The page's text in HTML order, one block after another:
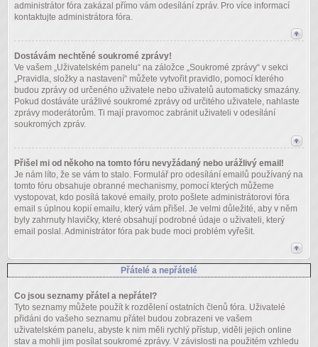
administrátor fóra zakázal přímo vám odesílání zpráv. Pro více informací
kontaktujte administrátora fóra.
Dostávám nechtěné soukromé zprávy!
Ve vašem „Uživatelském panelu“ na záložce „Soukromé zprávy“ v sekci
„Pravidla, složky a nastavení“ můžete vytvořit pravidlo, pomocí kterého
budou zprávy od určeného uživatele nebo uživatelů automaticky smazány.
Pokud dostáváte urážlivé soukromé zprávy od určitého uživatele, nahlaste
zprávy moderátorům. Ti mají pravomoc zabránit uživateli v odesílání
soukromých zpráv.
Přišel mi od někoho na tomto fóru nevyžádaný nebo urážlivý email!
Je nám líto, že se vám to stalo. Formulář pro odesílání emailů používaný na
tomto fóru obsahuje obranné mechanismy, pomocí kterých můžeme
vystopovat, kdo posílá takové emaily, proto pošlete administrátorovi fóra
email s úplnou kopií emailu, který vám přišel. Je velmi důležité, aby v něm
byly zahrnuty hlavičky, které obsahují podrobné údaje o uživateli, který
email poslal. Administrátor fóra pak bude moci problém vyřešit.
Přátelé a nepřátelé
Co jsou seznamy přátel a nepřátel?
Tyto seznamy můžete použít k rozdělení ostatních členů fóra. Uživatelé
přidáni do vašeho seznamu přátel budou zobrazeni ve vašem
uživatelském panelu, abyste k nim měli rychlý přístup, viděli jejich online
stav a mohli jim posílat soukromé zprávy. V závislosti na použitém vzhledu